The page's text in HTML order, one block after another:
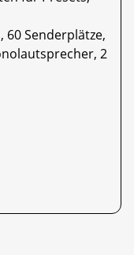
60 Senderplätze,
2